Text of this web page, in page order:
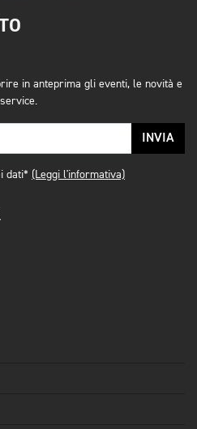
in anteprima gli eventi, le novità e
INVIA
dati* (Leggi l'informativa)